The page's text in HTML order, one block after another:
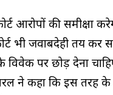
आरोपों की समीक्षा
भी जवाबदेही तय कर
विवेक पर छोड़ देना
ने कहा कि इस तरह